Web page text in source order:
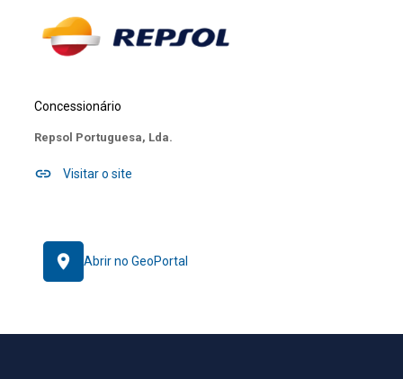
Concessionário
Repsol Portuguesa, Lda.
Visitar o site
Abrir no GeoPortal